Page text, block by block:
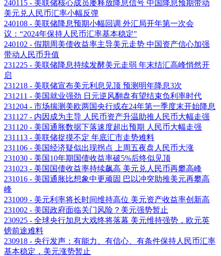
240115 - 美联储核心成员屡释放降息信号 中国降息预期带动
美元兑人民币汇率小幅反弹
240108 - 美联储降息预期小幅回调 外汇局开年第一次会
议：“2024年保持人民币汇率基本稳定"
240102 - 假期周美债收益率主导美元走势 中国资产信心加强
带动人民币升值
231225 - 美联储降息持续发酵美元走弱 年末结汇高峰悄然开
启
231218 - 美联储宣布美元利息见顶 预测明年降息3次
231211 - 美国就业强劲 日元逆风翻盘有望结束负利率时代
231204 - 市场揣测美欧两国央行或在24年第一季度末开始降息
231127 - 内因成为主导 人民币资产升温助推人民币大幅走强
231120 - 美国通胀数据下落速度超出预期 人民币大幅走强
231113 - 美联储捉摸不定 年底汇市走势难料
231106 - 美国经济疑似出现拐点 上周五夜盘人民币大涨
231030 - 美国10年期国债收益率破5%后终似见顶
231023 - 美国国债收益率持续飙高 美元兑人民币再攀高峰
231016 - 美国通胀比想象中更顽固 巴以冲突助推美元再攀高
峰
231009 - 美元利率将长时间维持高位 美元资产收益率创新高
231002 - 美国政府面临关门风险？美元强势暂止
230925 - 全球央行加息大戏终将落幕 美元维持强势，欧元英
镑前途难料
230918 - 央行发声：有能力、有信心、有条件保持人民币汇率
基本稳定，美元涨势暂止